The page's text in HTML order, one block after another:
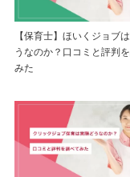
【保育士】ほいくジョブ
うなのか？口コミと評判
みた